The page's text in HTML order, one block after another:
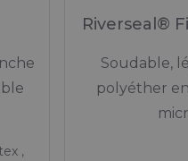
,
Riverseal®
Soudable,
polyéther